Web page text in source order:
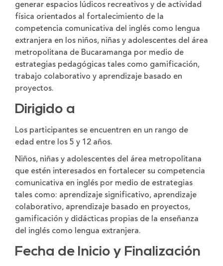
generar espacios lúdicos recreativos y de actividad
física orientados al fortalecimiento de la
competencia comunicativa del inglés como lengua
extranjera en los niños, niñas y adolescentes del área
metropolitana de Bucaramanga por medio de
estrategias pedagógicas tales como gamificación,
trabajo colaborativo y aprendizaje basado en
proyectos.
Dirigido a
Los participantes se encuentren en un rango de
edad entre los 5 y 12 años.
Niños, niñas y adolescentes del área metropolitana
que estén interesados en fortalecer su competencia
comunicativa en inglés por medio de estrategias
tales como: aprendizaje significativo, aprendizaje
colaborativo, aprendizaje basado en proyectos,
gamificación y didácticas propias de la enseñanza
del inglés como lengua extranjera.
Fecha de Inicio y Finalización